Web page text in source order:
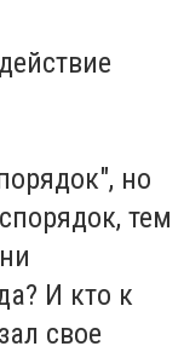
но
тем
И кто к
свое